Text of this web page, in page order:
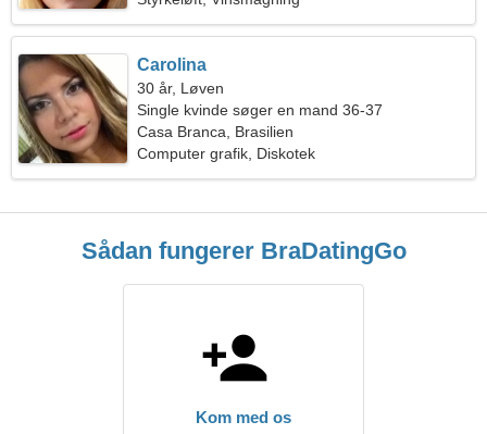
Carolina
30 år, Løven
Single kvinde søger en mand 36-37
Casa Branca, Brasilien
Computer grafik, Diskotek
Sådan fungerer BraDatingGo
Kom med os